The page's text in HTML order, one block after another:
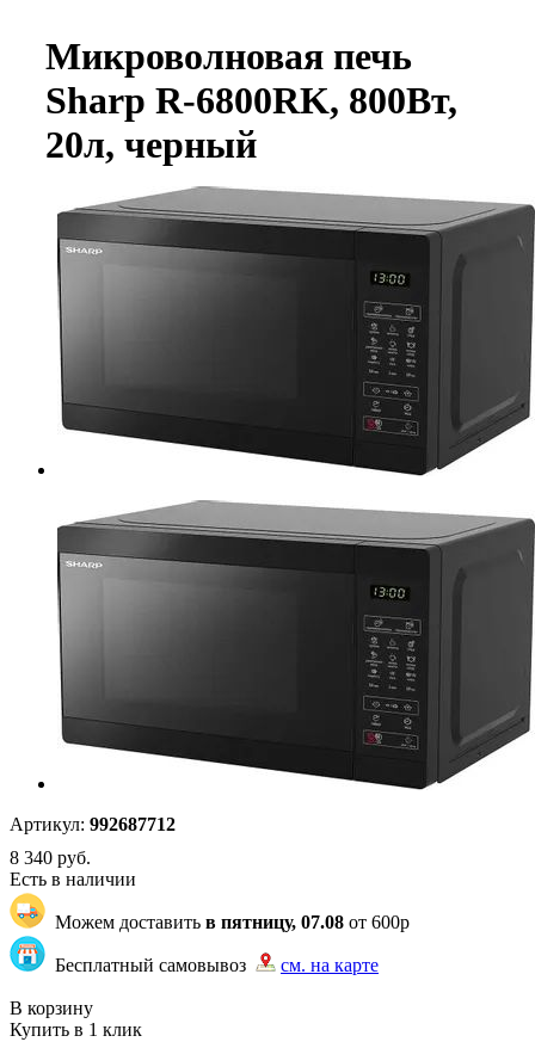
Микроволновая печь
Sharp R-6800RK, 800Вт,
20л, черный
Артикул: 992687712
8 340 руб.
Есть в наличии
Можем доставить в пятницу, 07.08 от 600р
Бесплатный самовывоз
см. на карте
В корзину
Купить в 1 клик